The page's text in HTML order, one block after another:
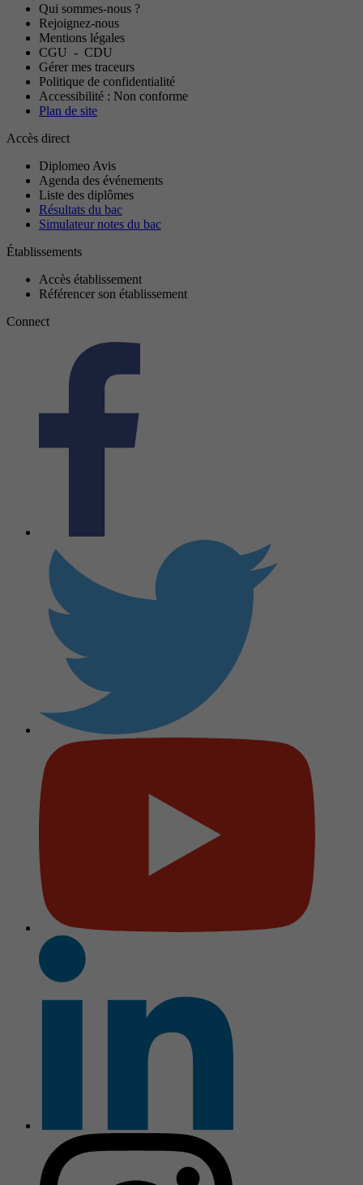
Qui sommes-nous ?
Rejoignez-nous
Mentions légales
CGU - CDU
Gérer mes traceurs
Politique de confidentialité
Accessibilité : Non conforme
Plan de site
Accès direct
Diplomeo Avis
Agenda des événements
Liste des diplômes
Résultats du bac
Simulateur notes du bac
Établissements
Accès établissement
Référencer son établissement
Connect